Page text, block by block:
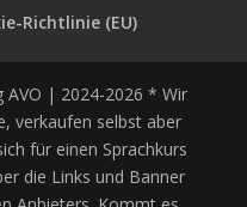
Richtlinie (EU)
AVO | 2024-2026 * Wir
verkaufen selbst aber
für einen Sprachkurs
die Links und Banner